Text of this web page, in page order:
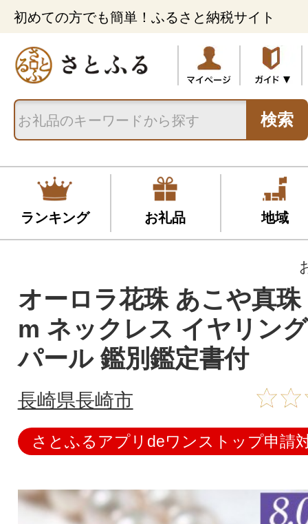
初めての方でも簡単！ふるさと納税サイト
検索
ランキング お礼品 地域
オーロラ花珠 あこや真
m ネックレス イヤリン
パール 鑑別鑑定書付
長崎県長崎市
さとふるアプリdeワンストップ申請